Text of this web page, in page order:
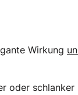
Wirkung